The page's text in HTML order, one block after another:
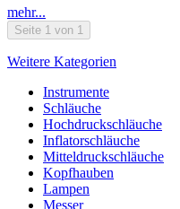
mehr...
Seite 1 von 1
Weitere Kategorien
Instrumente
Schläuche
Hochdruckschläuche
Inflatorschläuche
Mitteldruckschläuche
Kopfhauben
Lampen
Messer